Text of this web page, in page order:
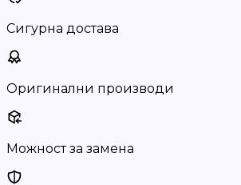
Сигурна достава
Оригинални производи
Можност за замена